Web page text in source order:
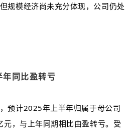
规模经济尚未充分体现，公司仍处
同比盈转亏
预计2025年上半年归属于母公司
元，与上年同期相比由盈转亏。受